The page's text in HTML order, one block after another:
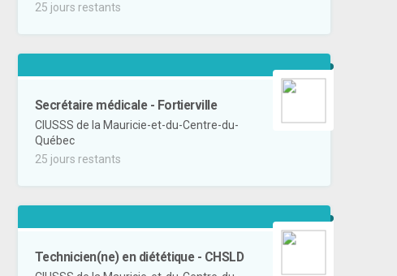
25 jours restants
Secrétaire médicale - Fortierville
CIUSSS de la Mauricie-et-du-Centre-du-
Québec
25 jours restants
Technicien(ne) en diététique - CHSLD